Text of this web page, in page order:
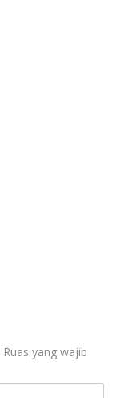
Ruas yang wajib